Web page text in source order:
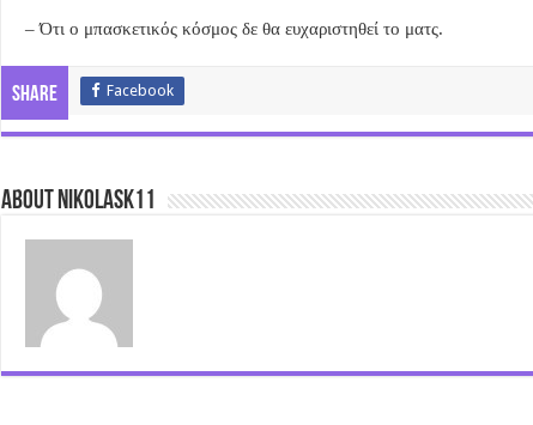
– Ότι ο μπασκετικός κόσμος δε θα ευχαριστηθεί το ματς.
Share Facebook
About nikolask11